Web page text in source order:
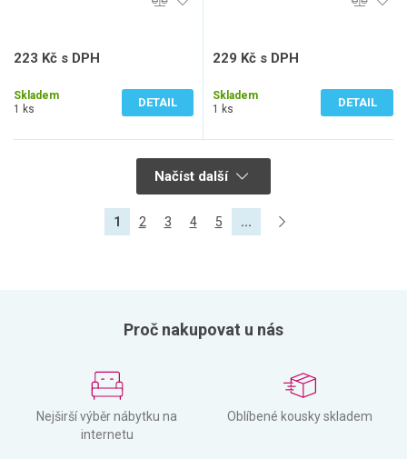
223 Kč s DPH
Skladem
1 ks
DETAIL
229 Kč s DPH
Skladem
1 ks
DETAIL
Načíst další
1 2 3 4 5 ...
Proč nakupovat u nás
Nejširší výběr nábytku na
internetu
Oblíbené kousky skladem